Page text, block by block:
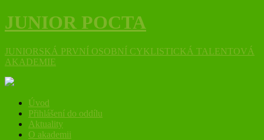
JUNIOR POCTA
JUNIORSKÁ PRVNÍ OSOBNÍ CYKLISTICKÁ TALENTOVÁ
AKADEMIE
Úvod
Přihlášení do oddílu
Aktuality
O akademii